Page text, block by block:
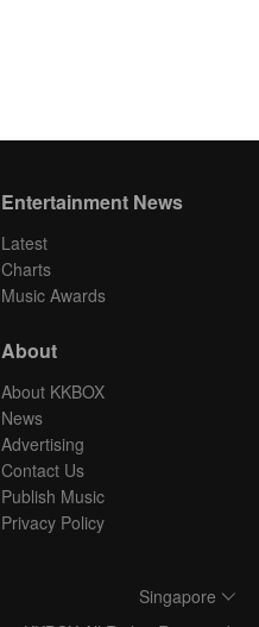
Entertainment News
Latest
Charts
Music Awards
About
About KKBOX
News
Advertising
Contact Us
Publish Music
Privacy Policy
Singapore